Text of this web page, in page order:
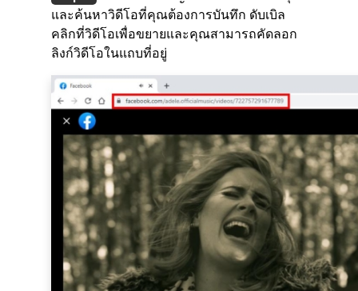
และค้นหาวิดีโอที่คุณต้องการบันทึก ดับเบิล
คลิกที่วิดีโอเพื่อขยายและคุณสามารถคัดลอก
ลิงก์วิดีโอในแถบที่อยู่